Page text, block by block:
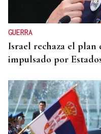
GUERRA
Israel rechaza el plan
impulsado por